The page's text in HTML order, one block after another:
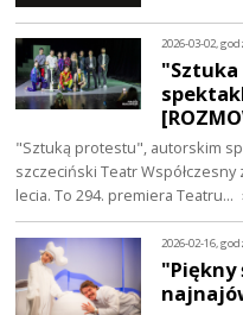
2026-03-02,
"Sztuką protestu", autorskim
szczeciński Teatr
lecia. To 294. premiera Teatru…
2026-02-16,
"Piękny